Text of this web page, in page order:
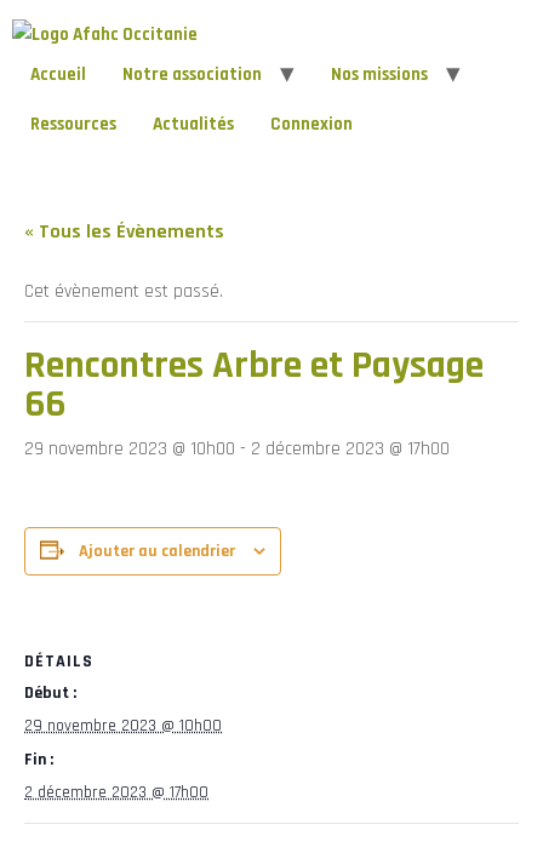
Accueil Notre association Nos missions
Ressources Actualités Connexion
« Tous les Évènements
Cet évènement est passé.
Rencontres Arbre et Paysage
66
29 novembre 2023 @ 10h00 - 2 décembre 2023 @ 17h00
Ajouter au calendrier
DÉTAILS
Début :
29 novembre 2023 @ 10h00
Fin :
2 décembre 2023 @ 17h00